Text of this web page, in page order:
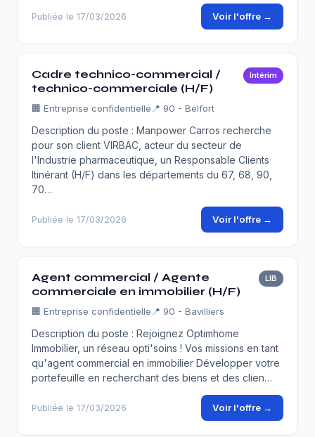
Publiée le 17/03/2026 Voir l'offre →
Cadre technico-commercial /
technico-commerciale (H/F)
Intérim
🏢 Entreprise confidentielle 📍 90 - Belfort
Description du poste : Manpower Carros recherche
pour son client VIRBAC, acteur du secteur de
l'Industrie pharmaceutique, un Responsable Clients
Itinérant (H/F) dans les départements du 67, 68, 90,
70…
Publiée le 17/03/2026 Voir l'offre →
Agent commercial / Agente
commerciale en immobilier (H/F)
LIB
🏢 Entreprise confidentielle 📍 90 - Bavilliers
Description du poste : Rejoignez Optimhome
Immobilier, un réseau opti'soins ! Vos missions en tant
qu'agent commercial en immobilier Développer votre
portefeuille en recherchant des biens et des clien…
Publiée le 17/03/2026 Voir l'offre →